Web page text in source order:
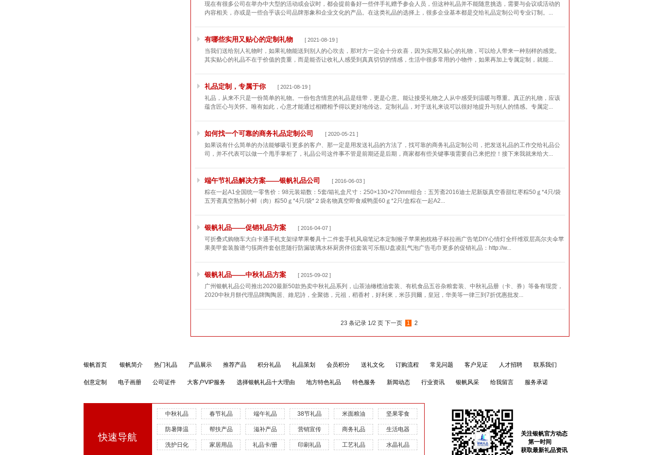
现在有很多公司在举办中大型的活动或会议时，都会提前备好一些伴手礼赠予参会人员，但这种礼品并不能随意挑选，需要与会议或活动的
内容相关，亦或是一些合乎该公司品牌形象和企业文化的产品。在这类礼品的选择上，很多企业基本都是交给礼品定制公司专业订制。...
有哪些实用又贴心的定制礼物 [ 2021-08-19 ]
当我们送给别人礼物时，如果礼物能送到别人的心坎去，那对方一定会十分欢喜，因为实用又贴心的礼物，可以给人带来一种别样的感觉。
其实贴心的礼品不在于价值的贵重，而是能否让收礼人感受到真真切切的情感，生活中很多常用的小物件，如果再加上专属定制，就能...
礼品定制，专属于你 [ 2021-08-19 ]
礼品，从来不只是一份简单的礼物。一份包含情意的礼品是纽带，更是心意。能让接受礼物之人从中感受到温暖与尊重。真正的礼物，应该
蕴含匠心与关怀。唯有如此，心意才能通过相赠相予得以更好地传达。定制礼品，对于送礼来说可以很好地提升与别人的情感。专属定...
如何找一个可靠的商务礼品定制公司 [ 2020-05-21 ]
如果说有什么简单的办法能够吸引更多的客户、那一定是用发送礼品的方法了，找可靠的商务礼品定制公司，把发送礼品的工作交给礼品公
司，并不代表可以做一个甩手掌柜了，礼品公司这件事不管是前期还是后期，商家都有些关键事项需要自己来把控！接下来我就来给大...
端午节礼品解决方案——银帆礼品公司 [ 2016-06-03 ]
粽在一起A1全国统一零售价：98元装箱数：5套/箱礼盒尺寸：250×130×270mm组合：五芳斋2016迪士尼新版真空香甜红枣粽50ｇ*4只/袋
五芳斋真空熟制小鲜（肉）粽50ｇ*4只/袋*２袋名物真空即食咸鸭蛋60ｇ*2只/盒粽在一起A2...
银帆礼品——促销礼品方案 [ 2016-04-07 ]
可折叠式购物车大白卡通手机支架绿苹果餐具十二件套手机风扇笔记本定制猴子苹果抱枕格子杯拉画广告笔DIY心情灯全纤维双层高尔夫伞苹
果美甲套装脸谱勺筷两件套创意随行防漏玻璃水杯厨房伴侣套装可乐瓶U盘凌乱气泡广告毛巾更多的促销礼品：http://w...
银帆礼品——中秋礼品方案 [ 2015-09-02 ]
广州银帆礼品公司推出2020最新50款热卖中秋礼品系列，山茶油橄榄油套装、有机食品五谷杂粮套装、中秋礼品册（卡、券）等备有现货，
2020中秋月餅代理品牌陶陶居、維尼詩，全聚德，元祖，稻香村，好利來，米莎貝爾，皇冠，华美等一律三到7折优惠批发...
23 条记录 1/2 页 下一页 1 2
银帆首页 银帆简介 热门礼品 产品展示 推荐产品 积分礼品 礼品策划 会员积分 送礼文化 订购流程 常见问题 客户见证 人才招聘 联系我们
创意定制 电子画册 公司证件 大客户VIP服务 选择银帆礼品十大理由 地方特色礼品 特色服务 新闻动态 行业资讯 银帆风采 给我留言 服务承诺
快速导航
中秋礼品 春节礼品 端午礼品 38节礼品 米面粮油 坚果零食
防暑降温 帮扶产品 滋补产品 营销宣传 商务礼品 生活电器
洗护日化 家居用品 礼品卡/册 印刷礼品 工艺礼品 水晶礼品
关注银帆官方动态
第一时间
获取最新礼品资讯